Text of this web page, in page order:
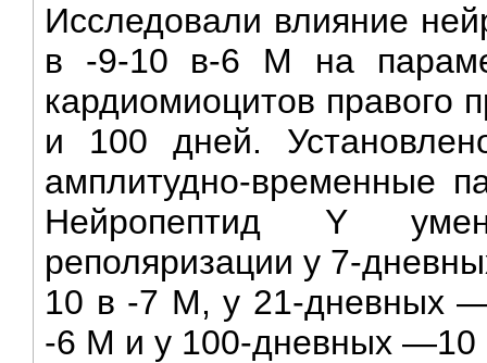
Исследовали влияние
в -9-10 в-6 М на
кардиомиоцитов правого
и 100 дней.
амплитудно-временные
Нейропептид Y
реполяризации у 7-
10 в -7 М, у 21-дневных
-6 М и у 100-дневных